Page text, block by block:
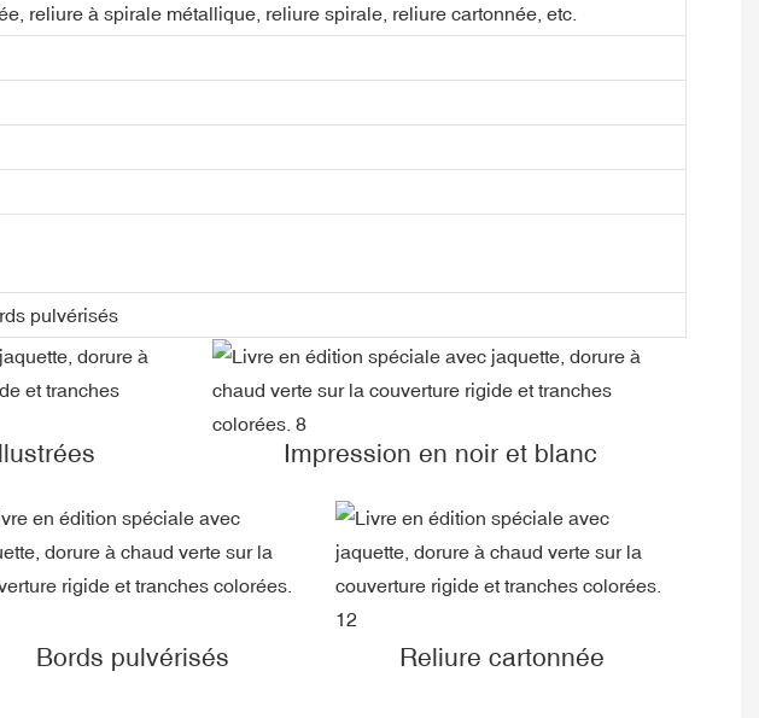
reliure à spirale métallique, reliure spirale, reliure cartonnée, etc.
pulvérisés
Impression en noir et blanc
Bords pulvérisés Reliure cartonnée